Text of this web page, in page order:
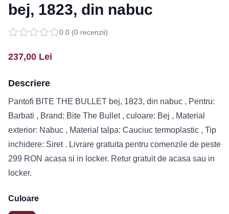
bej, 1823, din nabuc
0.0 (0 recenzii)
237,00 Lei
Descriere
Pantofi BITE THE BULLET bej, 1823, din nabuc , Pentru:
Barbati , Brand: Bite The Bullet , culoare: Bej , Material
exterior: Nabuc , Material talpa: Cauciuc termoplastic , Tip
inchidere: Siret . Livrare gratuita pentru comenzile de peste
299 RON acasa si in locker. Retur gratuit de acasa sau in
locker.
Culoare